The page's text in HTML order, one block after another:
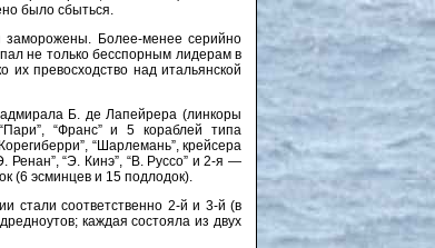
было сбыться.
Более-менее серийно
не только бесспорным лидерам в
превосходство над итальянской
Б. де Лапейрера (линкоры
“Франс” и 5 кораблей типа
“Шарлемань”, крейсера
Ренан”, “Э. Кинэ”, “В. Руссо” и 2-я —
(6 эсминцев и 15 подлодок).
стали соответственно 2-й и 3-й (в
каждая состояла из двух